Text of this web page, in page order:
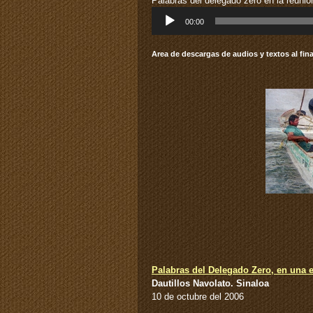
Reproductor
audio
00:00
Area de descargas de audios y textos al
Palabras del Delegado Zero, en una
Dautillos Navolato. Sinaloa
10 de octubre del 2006